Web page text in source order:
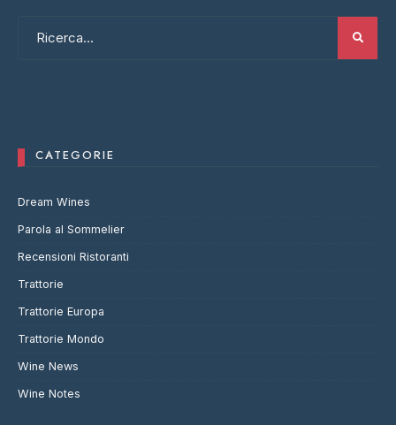
CATEGORIE
Dream Wines
Parola al Sommelier
Recensioni Ristoranti
Trattorie
Trattorie Europa
Trattorie Mondo
Wine News
Wine Notes